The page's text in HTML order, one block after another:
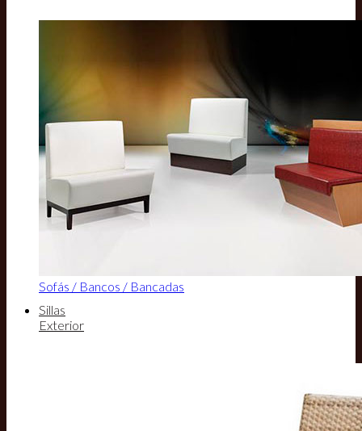
Sofás / Bancos / Bancadas
Sillas
Exterior